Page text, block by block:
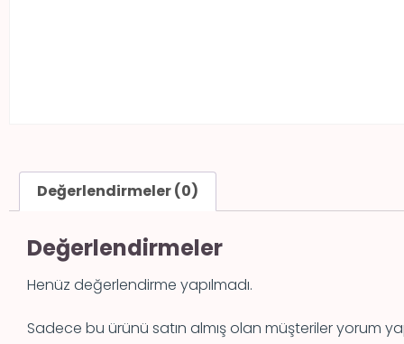
Değerlendirmeler (0)
Değerlendirmeler
Henüz değerlendirme yapılmadı.
Sadece bu ürünü satın almış olan müşteriler yorum